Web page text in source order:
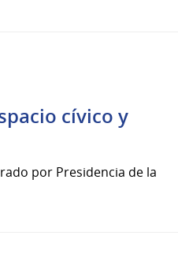
cívico y
por Presidencia de la